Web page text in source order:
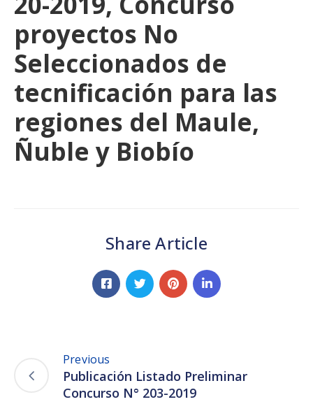
proyectos No
Seleccionados de
tecnificación para las
regiones del Maule,
Ñuble y Biobío
Share Article
Previous
Publicación Listado Preliminar
Concurso N° 203-2019